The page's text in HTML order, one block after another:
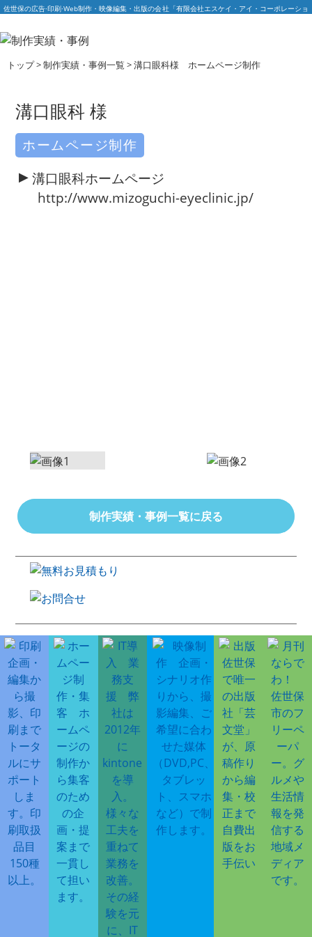
佐世保の広告·印刷·Web制作・映像編集・出版の会社「有限会社エスケイ・アイ・コーポレーショ
トップ>制作実績・事例一覧 >溝口眼科様 ホームページ制作
溝口眼科 様
ホームページ制作
溝口眼科ホームページ
http://www.mizoguchi-eyeclinic.jp/
制作実績・事例一覧に戻る